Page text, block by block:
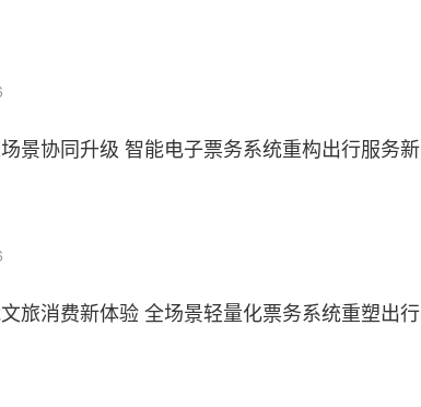
景协同升级 智能电子票务系统重构出行服务新
旅消费新体验 全场景轻量化票务系统重塑出行